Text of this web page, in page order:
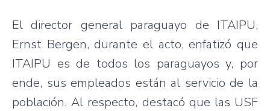
El director general paraguayo de ITAIPU,
Ernst Bergen, durante el acto, enfatizó que
ITAIPU es de todos los paraguayos y, por
ende, sus empleados están al servicio de la
población. Al respecto, destacó que las USF